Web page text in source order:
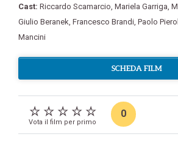
Cast: Riccardo Scamarcio, Mariela Garriga,
Giulio Beranek, Francesco Brandi, Paolo
Mancini
SCHEDA FILM
Vota il film per primo
0